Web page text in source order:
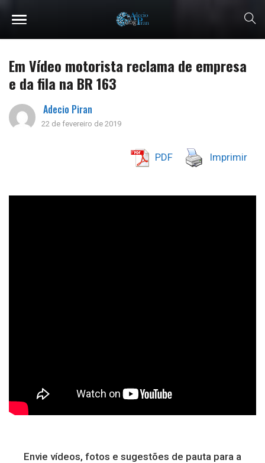
Em Vídeo motorista reclama de empresa
e da fila na BR 163
Adecio Piran
22 de fevereiro de 2019
PDF Imprimir
Envie vídeos, fotos e sugestões de pauta para a